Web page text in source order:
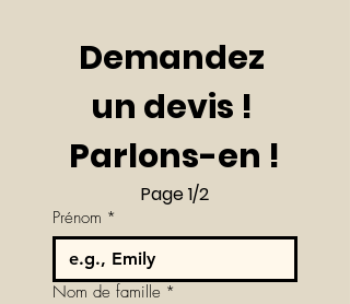
Demandez
un devis !
Parlons-en !
Page 1/2
Prénom *
Nom de famille *